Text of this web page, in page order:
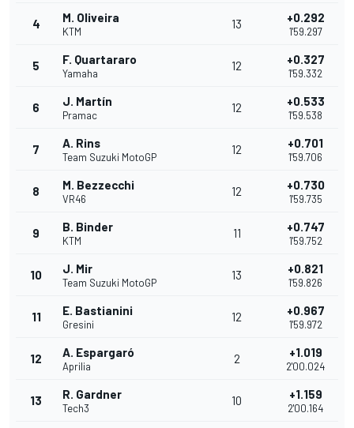
4 M. Oliveira
KTM
13 +0.292
1'59.297
5 F. Quartararo
Yamaha
12 +0.327
1'59.332
6 J. Martín
Pramac
12 +0.533
1'59.538
7 A. Rins
Team Suzuki MotoGP
12 +0.701
1'59.706
8 M. Bezzecchi
VR46
12 +0.730
1'59.735
9 B. Binder
KTM
11 +0.747
1'59.752
10 J. Mir
Team Suzuki MotoGP
13 +0.821
1'59.826
11 E. Bastianini
Gresini
12 +0.967
1'59.972
12 A. Espargaró
Aprilia
2 +1.019
2'00.024
13 R. Gardner
Tech3
10 +1.159
2'00.164